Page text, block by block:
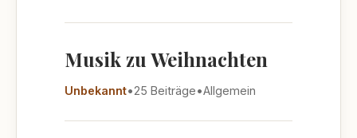
Musik zu Weihnachten
Unbekannt•25 Beiträge•Allgemein